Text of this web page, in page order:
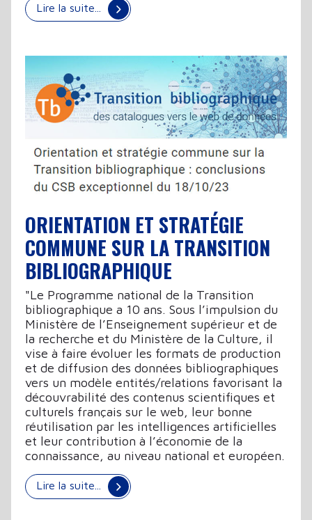
Lire la suite...
ORIENTATION ET STRATÉGIE
COMMUNE SUR LA TRANSITION
BIBLIOGRAPHIQUE
"Le Programme national de la Transition
bibliographique a 10 ans. Sous l’impulsion du
Ministère de l’Enseignement supérieur et de
la recherche et du Ministère de la Culture, il
vise à faire évoluer les formats de production
et de diffusion des données bibliographiques
vers un modèle entités/relations favorisant la
découvrabilité des contenus scientifiques et
culturels français sur le web, leur bonne
réutilisation par les intelligences artificielles
et leur contribution à l’économie de la
connaissance, au niveau national et européen.
Lire la suite...